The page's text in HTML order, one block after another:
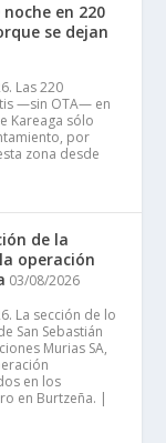
en 220
se dejan
Las 220
—sin OTA— en
Kareaga sólo
por
zona desde
de la
operación
03/08/2026
La sección de lo
San Sebastián
Murias SA,
en los
en Burtzeña. |